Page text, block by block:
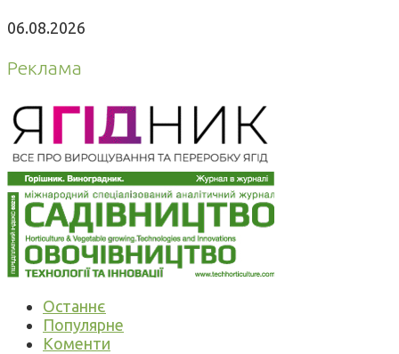
06.08.2026
Реклама
Останнє
Популярне
Коменти